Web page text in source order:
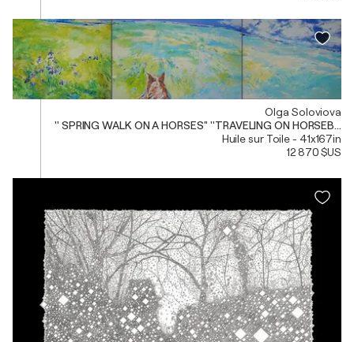
Olga Soloviova
'' SPRING WALK ON A HORSES'' ''TRAVELING ON
Huile sur Toile - 41x167in
12 870 $US